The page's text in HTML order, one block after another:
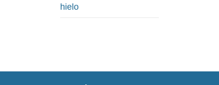
hielo